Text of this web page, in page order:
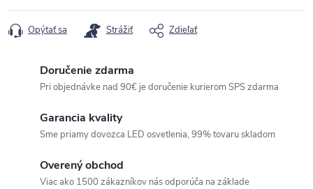
Opýtať sa Strážiť Zdieľať
Doručenie zdarma
Pri objednávke nad 90€ je doručenie kurierom SPS zdarma
Garancia kvality
Sme priamy dovozca LED osvetlenia, 99% tovaru skladom
Overený obchod
Viac ako 1500 zákazníkov nás odporúča na základe